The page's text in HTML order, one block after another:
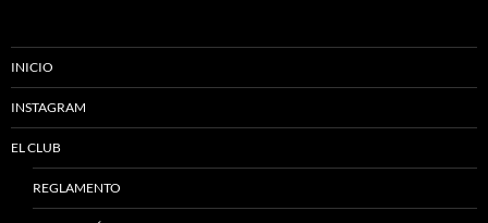
INICIO
INSTAGRAM
EL CLUB
REGLAMENTO